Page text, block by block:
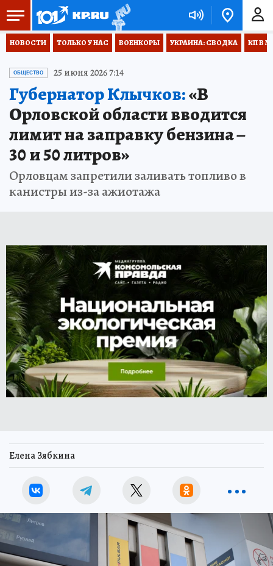
НОВОСТИ ТОЛЬКО У НАС ВОЕНКОРЫ УКРАИНА: СВОДКА КП В
ОБЩЕСТВО 25 июня 2026 7:14
Губернатор Клычков:«В
Орловской области вводится
лимит на заправку бензина –
30 и 50 литров»
Орловцам запретили заливать топливо в
канистры из-за ажиотажа
Елена Зябкина